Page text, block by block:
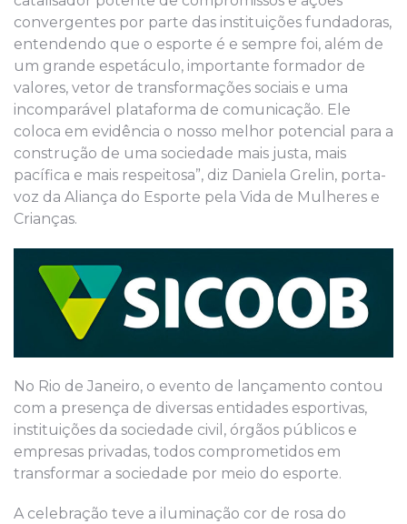
convergentes por parte das instituições fundadoras,
entendendo que o esporte é e sempre foi, além de
um grande espetáculo, importante formador de
valores, vetor de transformações sociais e uma
incomparável plataforma de comunicação. Ele
coloca em evidência o nosso melhor potencial para a
construção de uma sociedade mais justa, mais
pacífica e mais respeitosa”, diz Daniela Grelin, porta-
voz da Aliança do Esporte pela Vida de Mulheres e
Crianças.
No Rio de Janeiro, o evento de lançamento contou
com a presença de diversas entidades esportivas,
instituições da sociedade civil, órgãos públicos e
empresas privadas, todos comprometidos em
transformar a sociedade por meio do esporte.
A celebração teve a iluminação cor de rosa do